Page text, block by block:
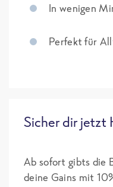
In wenigen
Perfekt für
Sicher dir jetzt
Ab sofort gibts die
deine Gains mit